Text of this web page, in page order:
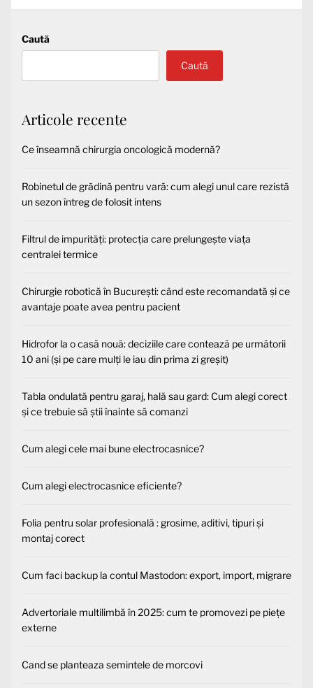
Caută
Caută
Articole recente
Ce înseamnă chirurgia oncologică modernă?
Robinetul de grădină pentru vară: cum alegi unul care rezistă
un sezon întreg de folosit intens
Filtrul de impurități: protecția care prelungește viața
centralei termice
Chirurgie robotică în București: când este recomandată și ce
avantaje poate avea pentru pacient
Hidrofor la o casă nouă: deciziile care contează pe următorii
10 ani (și pe care mulți le iau din prima zi greșit)
Tabla ondulată pentru garaj, hală sau gard: Cum alegi corect
și ce trebuie să știi înainte să comanzi
Cum alegi cele mai bune electrocasnice?
Cum alegi electrocasnice eficiente?
Folia pentru solar profesională : grosime, aditivi, tipuri și
montaj corect
Cum faci backup la contul Mastodon: export, import, migrare
Advertoriale multilimbă în 2025: cum te promovezi pe piețe
externe
Cand se planteaza semintele de morcovi